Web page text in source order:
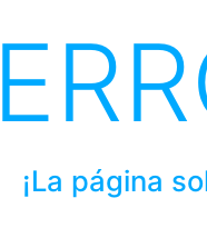
¡La página